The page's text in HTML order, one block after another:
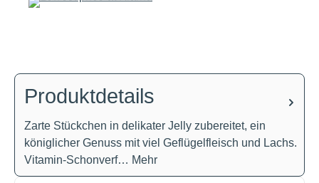
Produktdetails
Zarte Stückchen in delikater Jelly zubereitet, ein
königlicher Genuss mit viel Geflügelfleisch und Lachs.
Vitamin-Schonverf… Mehr